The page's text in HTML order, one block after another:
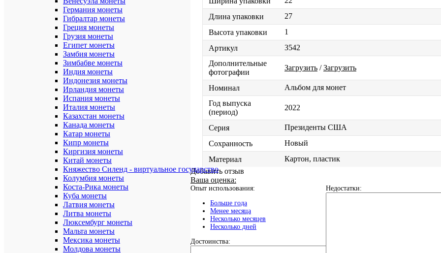
Германия монеты
Гибралтар монеты
Греция монеты
Грузия монеты
Египет монеты
Замбия монеты
Зимбабве монеты
Индия монеты
Индонезия монеты
Ирландия монеты
Испания монеты
Италия монеты
Казахстан монеты
Канада монеты
Катар монеты
Кипр монеты
Киргизия монеты
Китай монеты
Княжество Силенд - виртуальное государство
Колумбия монеты
Коста-Рика монеты
Куба монеты
Латвия монеты
Литва монеты
Люксембург монеты
Мальта монеты
Мексика монеты
Молдова монеты
Длина упаковки
27
Высота упаковки
1
Артикул
3542
Дополнительные
фотографии
Загрузить /Загрузить
Номинал
Альбом для монет
Год выпуска
(период)
2022
Серия
Президенты США
Сохранность
Новый
Материал
Картон, пластик
Добавить отзыв
Ваша оценка:
Опыт использования:
Больше года
Менее месяца
Несколько месяцев
Несколько дней
Достоинства:
Недостатки: